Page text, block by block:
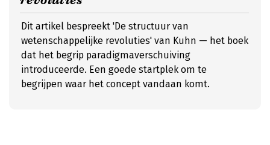
Dit artikel bespreekt 'De structuur van
wetenschappelijke revoluties' van Kuhn — het boek
dat het begrip paradigmaverschuiving
introduceerde. Een goede startplek om te
begrijpen waar het concept vandaan komt.